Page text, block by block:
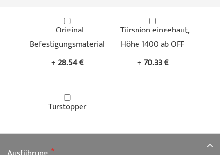
Original
Befestigungsmaterial
+28,54 €
Türspion eingebaut,
Höhe 1400 ab OFF
+ 70,33 €
Türstopper